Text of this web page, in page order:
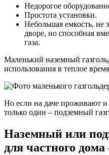
Недорогое
Простота установки.
Небольшая емкость, не
дворе, но способная
газа.
Маленький наземный
использования в теплое
Но если на даче проживают
только один – подземный
Наземный или
для частного